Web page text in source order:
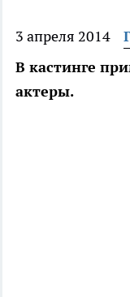
3 апреля 2014
В кастинге
актеры.